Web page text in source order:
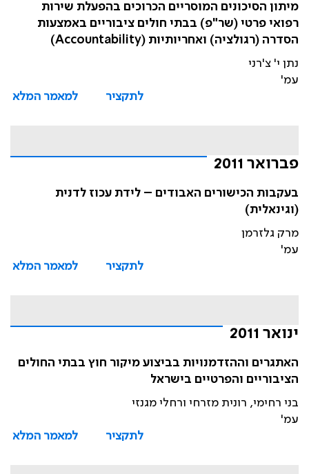
מיתון הסיכונים המוסריים הכרוכים בהפעלת שירות
רפואי פרטי (שר"פ) בבתי חולים ציבוריים באמצעות
הסדרה (רגולציה) ואחריותיות (Accountability)
נתן י' צ'רני
עמ'
לתקציר
למאמר המלא
פברואר 2011
בעקבות הכישורים האבודים – לידת עכוז לדנית
(וגינאלית)
מרק גלזרמן
עמ'
לתקציר
למאמר המלא
ינואר 2011
האתגרים וההזדמנויות בביצוע מיקור חוץ בבתי החולים
הציבוריים והפרטיים בישראל
בני רחימי, רונית מזרחי ורחלי מגנזי
עמ'
לתקציר
למאמר המלא